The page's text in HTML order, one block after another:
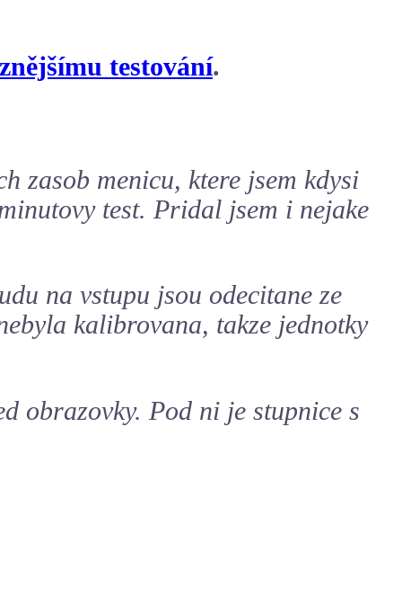
testování.
zasob menicu, ktere jsem kdysi
test. Pridal jsem i nejake
na vstupu jsou odecitane ze
kalibrovana, takze jednotky
obrazovky. Pod ni je stupnice s